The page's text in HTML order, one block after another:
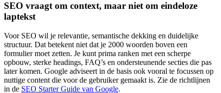
SEO vraagt om context, maar niet om eindeloze
laptekst
Voor SEO wil je relevantie, semantische dekking en duidelijke
structuur. Dat betekent niet dat je 2000 woorden boven een
formulier moet zetten. Je kunt prima ranken met een scherpe
opbouw, sterke headings, FAQ’s en ondersteunende secties die pas
later komen. Google adviseert in de basis ook vooral te focussen op
nuttige content die voor de gebruiker gemaakt is. Zie de richtlijnen
in de SEO Starter Guide van Google.